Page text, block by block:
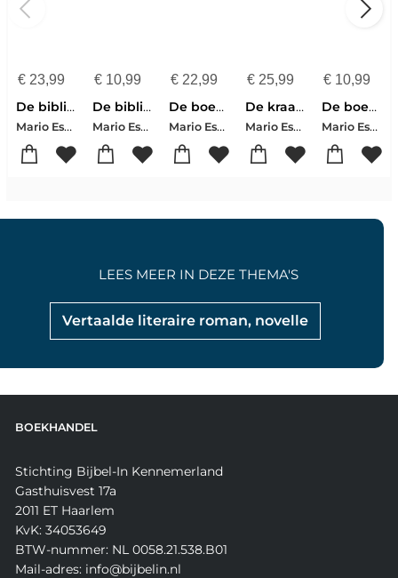
€23,99
De bibliotheek van Saint-Malo
Mario Escobar
€10,99
De bibliotheek van Saint-Malo
Mario Escobar
€ 22,99
De boekverkoper van Madrid
Mario Escobar
€ 25,99
De kraamkliniek
Mario Escobar
€ 10,99
De boekverkoper van Madrid
Mario Escobar
Vertaalde literaire roman, novelle
LEES MEER IN DEZE THEMA'S
BOEKHANDEL
Stichting Bijbel-In Kennemerland
Gasthuisvest 17a
2011 ET Haarlem
KvK: 34053649
BTW-nummer: NL 0058.21.538.B01
Mail-adres: info@bijbelin.nl